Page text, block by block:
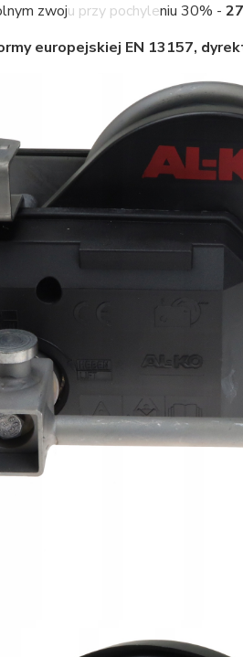
zwoju przy pochyleniu 30% -
europejskiej EN 13157,